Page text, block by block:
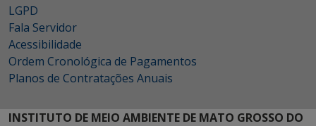
LGPD
Fala Servidor
Acessibilidade
Ordem Cronológica de Pagamentos
Planos de Contratações Anuais
INSTITUTO DE MEIO AMBIENTE DE MATO GROSSO DO